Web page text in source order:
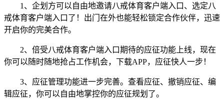
1、企划方可以自由地邀请八戒体育客户端入口、选定八
戒体育客户端入口了！出门在外也能轻松锁定合作伙伴，迅速
开启你的完美合作。
2、倍受八戒体育客户端入口期待的应征功能上线，现在
你可以随时随地抢占工作机会，下载APP，应征快人一步！
3、应征管理功能进一步完善。查看应征、撤销应征、编
辑应征，你可以自由地掌控你的应征规划了。